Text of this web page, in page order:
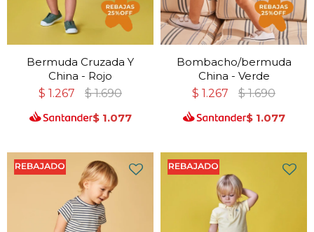
Bermuda Cruzada Y
China - Rojo
$ 1.267 $ 1.690
$ 1.077
Bombacho/bermuda
China - Verde
$ 1.267 $ 1.690
$ 1.077